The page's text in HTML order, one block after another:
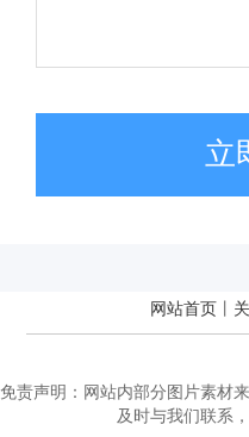
立
网站首页
免责声明：网站内部分图片素材
及时与我们联系